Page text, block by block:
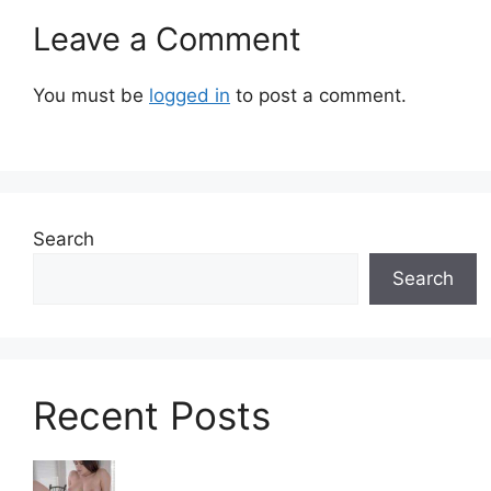
Leave a Comment
You must be logged in to post a comment.
Search
Search
Recent Posts